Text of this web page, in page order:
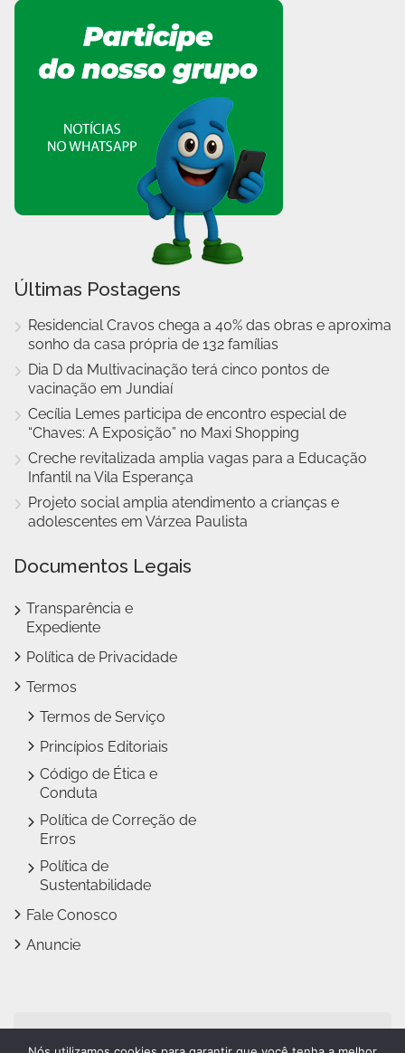
Últimas Postagens
Residencial Cravos chega a 40% das obras e aproxima
sonho da casa própria de 132 famílias
Dia D da Multivacinação terá cinco pontos de
vacinação em Jundiaí
Cecília Lemes participa de encontro especial de
“Chaves: A Exposição” no Maxi Shopping
Creche revitalizada amplia vagas para a Educação
Infantil na Vila Esperança
Projeto social amplia atendimento a crianças e
adolescentes em Várzea Paulista
Documentos Legais
Transparência e
Expediente
Política de Privacidade
Termos
Termos de Serviço
Princípios Editoriais
Código de Ética e
Conduta
Política de Correção de
Erros
Política de
Sustentabilidade
Fale Conosco
Anuncie
Jundiaí Notícias faz parte